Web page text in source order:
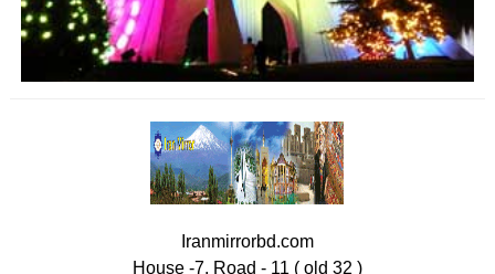
Iranmirrorbd.com
House -7, Road - 11 ( old 32 )